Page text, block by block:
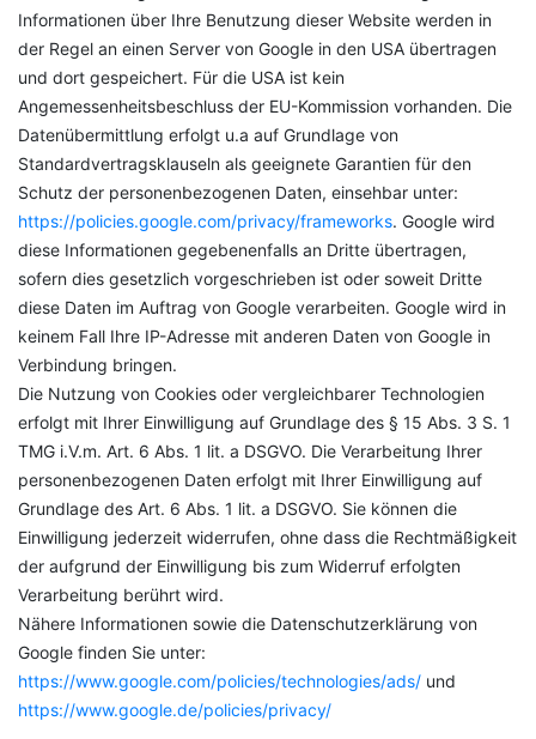
Informationen über Ihre Benutzung dieser Website werden in
der Regel an einen Server von Google in den USA übertragen
und dort gespeichert. Für die USA ist kein
Angemessenheitsbeschluss der EU-Kommission vorhanden. Die
Datenübermittlung erfolgt u.a auf Grundlage von
Standardvertragsklauseln als geeignete Garantien für den
Schutz der personenbezogenen Daten, einsehbar unter:
https://policies.google.com/privacy/frameworks. Google wird
diese Informationen gegebenenfalls an Dritte übertragen,
sofern dies gesetzlich vorgeschrieben ist oder soweit Dritte
diese Daten im Auftrag von Google verarbeiten. Google wird in
keinem Fall Ihre IP-Adresse mit anderen Daten von Google in
Verbindung bringen.
Die Nutzung von Cookies oder vergleichbarer Technologien
erfolgt mit Ihrer Einwilligung auf Grundlage des § 15 Abs. 3 S. 1
TMG i.V.m. Art. 6 Abs. 1 lit. a DSGVO. Die Verarbeitung Ihrer
personenbezogenen Daten erfolgt mit Ihrer Einwilligung auf
Grundlage des Art. 6 Abs. 1 lit. a DSGVO. Sie können die
Einwilligung jederzeit widerrufen, ohne dass die Rechtmäßigkeit
der aufgrund der Einwilligung bis zum Widerruf erfolgten
Verarbeitung berührt wird.
Nähere Informationen sowie die Datenschutzerklärung von
Google finden Sie unter:
https://www.google.com/policies/technologies/ads/ und
https://www.google.de/policies/privacy/